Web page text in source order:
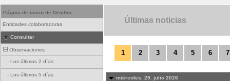
Página de inicio de Ornitho
Entidades colaboradoras
Consultar
Observaciones
- Los últimos 2 días
- Los últimos 5 días
Últimas noticias
1 2 3 4 5 6 7
miércoles, 29. julio 2026